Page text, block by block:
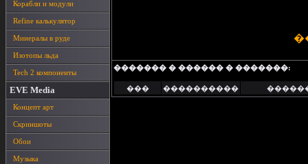
Корабли и модули
Refine калькулятор
Минералы в руде
Изотопы льда
Tech 2 компоненты
EVE Media
Концепт арт
Скриншоты
Обои
Музыка
������� � ������ � �������:
��� ����������